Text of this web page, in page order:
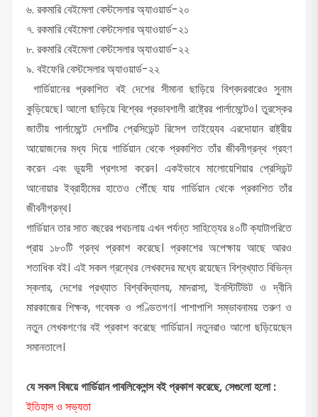
৬. রকমারি বেইমেলা বেস্টসেলার অ্যাওয়ার্ড-২০
৭. রকমারি বেইমেলা বেস্টসেলার অ্যাওয়ার্ড-২১
৮. রকমারি বেইমেলা বেস্টসেলার অ্যাওয়ার্ড-২২
৯. বইফেরি বেস্টসেলার অ্যাওয়ার্ড-২২
গার্ডিয়ানের প্রকাশিত বই দেশের সীমানা ছাড়িয়ে বিশ্বদরবারেও সুনাম
কুড়িয়েছে। আলো ছাড়িয়ে বিশ্বের প্রভাবশালী রাষ্ট্রের পার্লামেন্টেও। তুরস্কের
জাতীয় পার্লামেন্টে দেশটির প্রেসিডেন্ট রিসেপ তাইয়্যেব এরদোয়ান রাষ্ট্রীয়
আয়োজনের মধ্য দিয়ে গার্ডিয়ান থেকে প্রকাশিত তাঁর জীবনীগ্রন্থ গ্রহণ
করেন এবং ভূয়সী প্রশংসা করেন। একইভাবে মালোয়েশিয়ার প্রেসিডন্ট
আনোয়ার ইব্রাহীমের হাতেও পৌঁছে যায় গার্ডিয়ান থেকে প্রকাশিত তাঁর
জীবনীগ্রন্থ।
গার্ডিয়ান তার সাত বছরের পথচলায় এখন পর্যন্ত সাহিত্যের ৪০টি ক্যাটাগরিতে
প্রায় ১৮০টি গ্রন্থ প্রকাশ করেছে। প্রকাশের অপেক্ষায় আছে আরও
শতাধিক বই। এই সকল গ্রন্থের লেখকদের মধ্যে রয়েছেন বিশ্বখ্যাত বিভিন্ন
স্কলার, দেশের প্রখ্যাত বিশ্ববিদ্যালয়, মাদরাসা, ইনস্টিটিউট ও দ্বীনি
মারকাজের শিক্ষক, গবেষক ও পণ্ডিতগণ। পাশাপাশি সম্ভাবনাময় তরুণ ও
নতুন লেখকগণের বই প্রকাশ করেছে গার্ডিয়ান। নতুনরাও আলো ছড়িয়েছেন
সমানতালে।
যে সকল বিষয়ে গার্ডিয়ান পাবলিকেশন্স বই প্রকাশ করেছে, সেগুলো হলো :
ইতিহাস ও সভ্যতা